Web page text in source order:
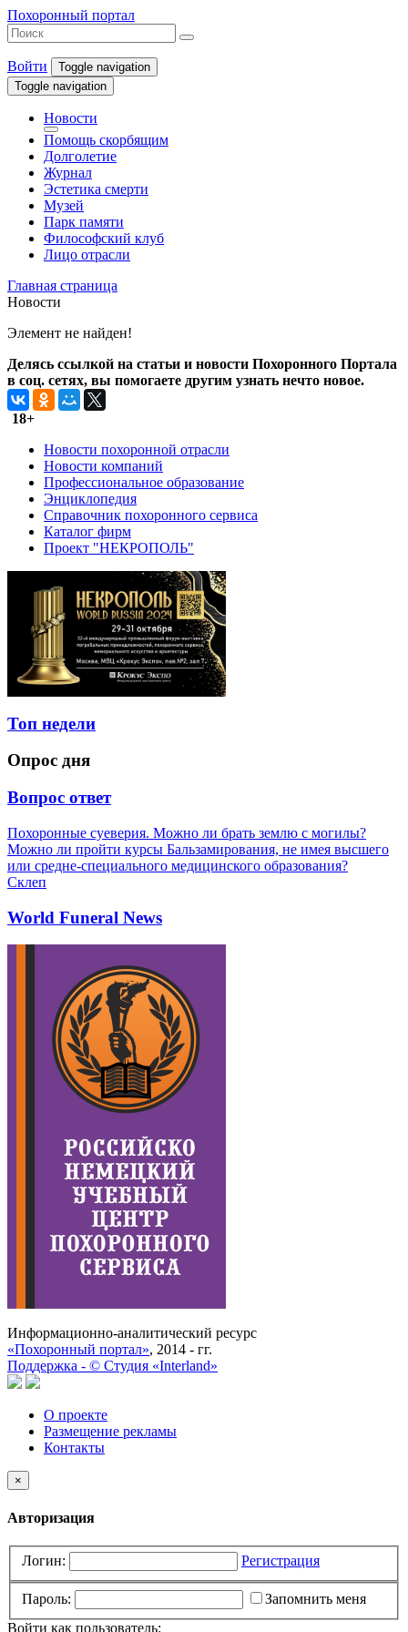
Похоронный портал
Войти
Toggle navigation
Toggle navigation
Новости
Помощь скорбящим
Долголетие
Журнал
Эстетика смерти
Музей
Парк памяти
Философский клуб
Лицо отрасли
Главная страница
Новости
Элемент не найден!
Делясь ссылкой на статьи и новости Похоронного Портала
в соц. сетях, вы помогаете другим узнать нечто новое.
18+
Новости похоронной отрасли
Новости компаний
Профессиональное образование
Энциклопедия
Справочник похоронного сервиса
Каталог фирм
Проект "НЕКРОПОЛЬ"
Топ недели
Опрос дня
Вопрос ответ
Похоронные суеверия. Можно ли брать землю с могилы?
Можно ли пройти курсы Бальзамирования, не имея высшего
или средне-специального медицинского образования?
Склеп
World Funeral News
Информационно-аналитический ресурс
«Похоронный портал», 2014 - гг.
Поддержка - © Cтудия «Interland»
О проекте
Размещение рекламы
Контакты
×
Авторизация
Логин: Регистрация
Пароль:
Запомнить меня
Войти как пользователь: